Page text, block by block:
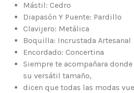
Mástil: Cedro
Diapasón Y Puente: Pardillo
Clavijero: Metálica
Boquilla: Incrustada Artesanal
Encordado: Concertina
Siempre te acompañara
su versátil tamaño,
dicen que todas las modas